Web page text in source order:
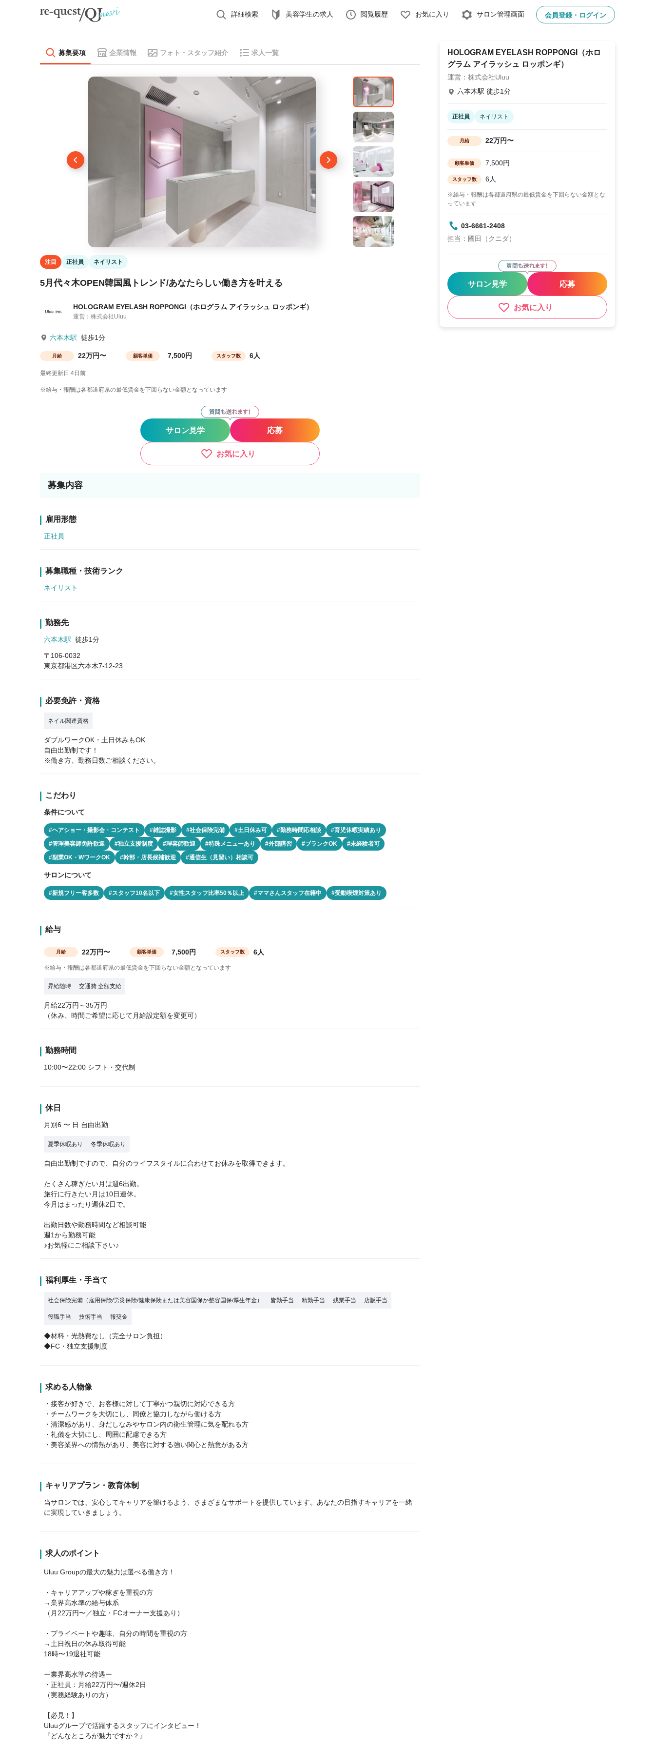
詳細検索 美容学生の求人 閲覧履歴 お気に入り サロン管理画面 会員登録・ログイン
募集要項 企業情報 フォト・スタッフ紹介 求人一覧
注目 正社員 ネイリスト
5月代々木OPEN韓国風トレンド/あなたらしい働き方を叶える
HOLOGRAM EYELASH ROPPONGI（ホログラム アイラッシュ ロッポンギ）
運営：株式会社Uluu
六本木駅 徒歩1分
月給 22万円〜 顧客単価 7,500円 スタッフ数 6人
最終更新日:4日前
※給与・報酬は各都道府県の最低賃金を下回らない金額となっています
サロン見学 応募
お気に入り
募集内容
雇用形態
正社員
募集職種・技術ランク
ネイリスト
勤務先
六本木駅 徒歩1分
〒106-0032
東京都港区六本木7-12-23
必要免許・資格
ネイル関連資格
ダブルワークOK・土日休みもOK
自由出勤制です！
※働き方、勤務日数ご相談ください。
こだわり
条件について
#ヘアショー・撮影会・コンテスト #雑誌撮影 #社会保険完備 #土日休み可 #勤務時間応相談
#育児休暇実績あり
#管理美容師免許歓迎
#独立支援制度 #理容師歓迎 #特殊メニューあり #外部講習 #ブランクOK
#未経験者可
#副業OK・WワークOK
#幹部・店長候補歓迎 #通信生（見習い）相談可
サロンについて
#新規フリー客多数 #スタッフ10名以下 #女性スタッフ比率50％以上 #ママさんスタッフ在籍中 #受動喫煙対策あり
給与
月給 22万円〜 顧客単価 7,500円 スタッフ数 6人
※給与・報酬は各都道府県の最低賃金を下回らない金額となっています
昇給随時 交通費 全額支給
月給22万円～35万円
（休み、時間ご希望に応じて月給設定額を変更可）
勤務時間
10:00〜22:00 シフト・交代制
休日
月別6 〜 日 自由出勤
夏季休暇あり 冬季休暇あり
自由出勤制ですので、自分のライフスタイルに合わせてお休みを取得できます。
たくさん稼ぎたい月は週6出勤。
旅行に行きたい月は10日連休。
今月はまったり週休2日で。
出勤日数や勤務時間など相談可能
週1から勤務可能
♪お気軽にご相談下さい♪
福利厚生・手当て
社会保険完備（雇用保険/労災保険/健康保険または美容国保か整容国保/厚生年金） 皆勤手当 精勤手当 残業手当 店販手当
役職手当 技術手当 報奨金
◆材料・光熱費なし（完全サロン負担）
◆FC・独立支援制度
求める人物像
・接客が好きで、お客様に対して丁寧かつ親切に対応できる方
・チームワークを大切にし、同僚と協力しながら働ける方
・清潔感があり、身だしなみやサロン内の衛生管理に気を配れる方
・礼儀を大切にし、周囲に配慮できる方
・美容業界への情熱があり、美容に対する強い関心と熱意がある方
キャリアプラン・教育体制
当サロンでは、安心してキャリアを築けるよう、さまざまなサポートを提供しています。あなたの目指すキャリアを一緒
に実現していきましょう。
求人のポイント
Uluu Groupの最大の魅力は選べる働き方！
・キャリアアップや稼ぎを重視の方
→業界高水準の給与体系
（月22万円〜／独立・FCオーナー支援あり）
・プライベートや趣味、自分の時間を重視の方
→土日祝日の休み取得可能
18時〜19退社可能
ー業界高水準の待遇ー
・正社員：月給22万円〜/週休2日
（実務経験ありの方）
【必見！】
Uluuグループで活躍するスタッフにインタビュー！
『どんなところが魅力ですか？』
HOLOGRAM EYELASH ROPPONGI（ホロ
グラム アイラッシュ ロッポンギ）
運営：株式会社Uluu
六本木駅 徒歩1分
正社員 ネイリスト
月給 22万円〜
顧客単価 7,500円
スタッフ数 6人
※給与・報酬は各都道府県の最低賃金を下回らない金額とな
っています
03-6661-2408
担当：國田（クニダ）
サロン見学 応募
お気に入り